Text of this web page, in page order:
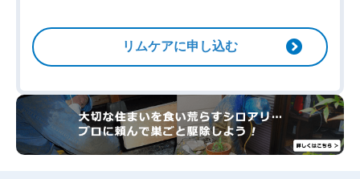
リムケアに申し込む